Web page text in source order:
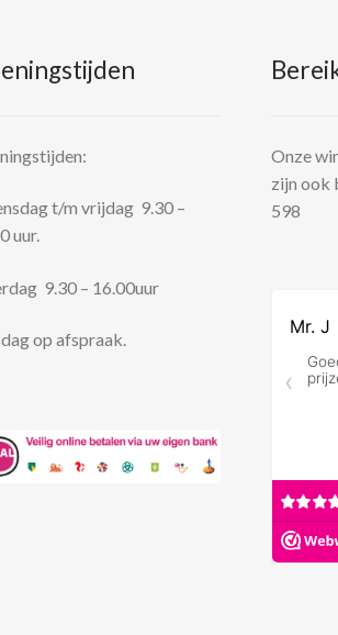
t/m vrijdag 9.30 –
uur.
9.30 – 16.00uur
op afspraak.
Onze
zijn ook
598